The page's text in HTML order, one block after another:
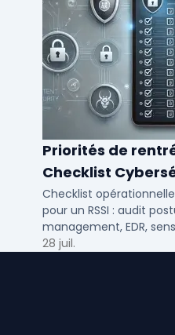
Priorités de
Checklist
Checklist
pour un RSSI : audit
management, EDR,
NIS2 et plan de
28 juil.